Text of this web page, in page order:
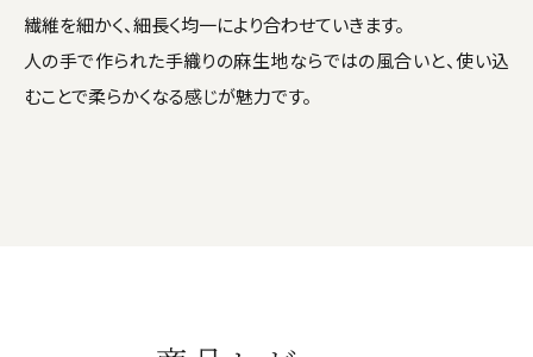
繊維を細かく、細長く均一により合わせていきます。
人の手で作られた手織りの麻生地ならではの風合いと、使い込
むことで柔らかくなる感じが魅力です。